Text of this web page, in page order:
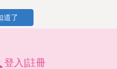
道了
登入|註冊